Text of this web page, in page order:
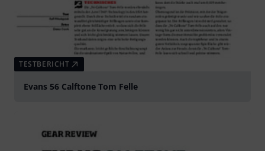
TESTBERICHT
Evans 56 Calftone Tom Felle